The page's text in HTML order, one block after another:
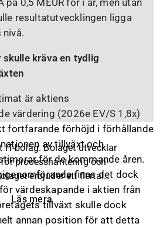
på 0,5 MEUR för i år, men utan
resultatutvecklingen ligga
nivå.
kräva en tydlig
är aktiens
värdering (2026e EV/S 1,8x)
fortfarande förhöjd i förhållande
av tillväxt och
för de kommande åren.
finns det dock
värdeskapande i aktien från
tillväxt skulle dock
annan position för att detta
IT-bolag. Bolaget utvecklar
processhantering och
erbjuder ett flertal
som används för att
produktflöden. Utöver
erbjuds lösningar inom
Läs mera